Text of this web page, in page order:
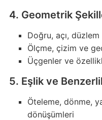
4. Geometrik
Doğru, açı,
Ölçme, çizim ve
Üçgenler ve
5. Eşlik ve
Öteleme, dönme,
dönüşümleri